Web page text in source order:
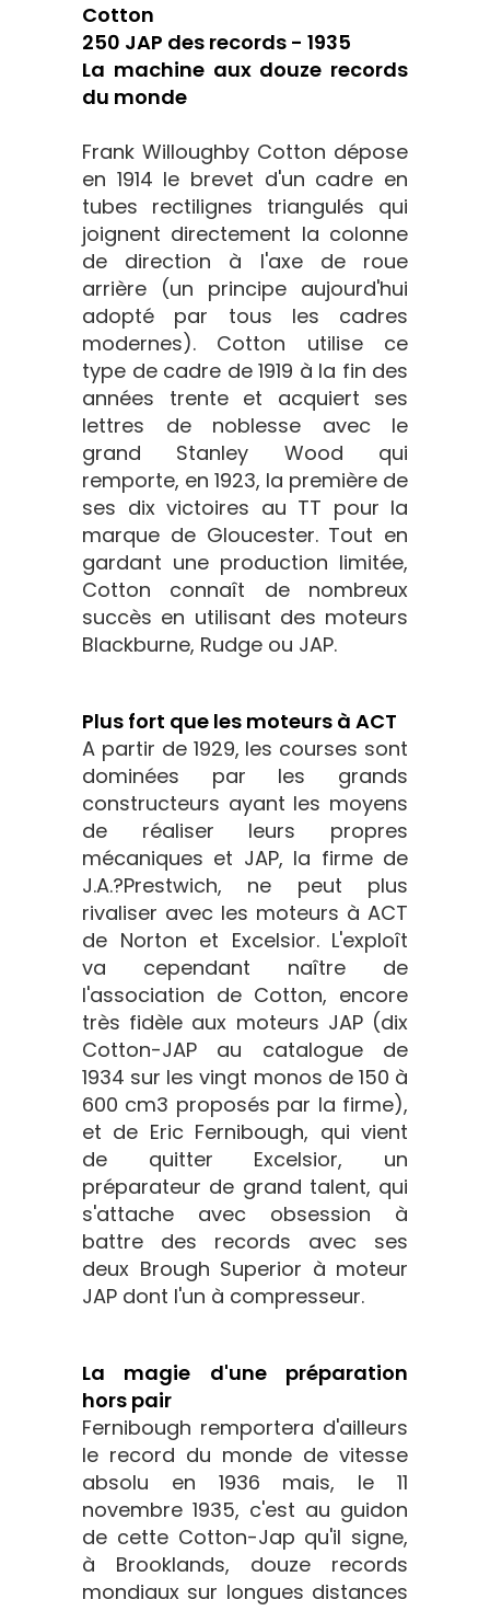
Cotton
250 JAP des records - 1935
La machine aux douze records
du monde
Frank Willoughby Cotton dépose
en 1914 le brevet d'un cadre en
tubes rectilignes triangulés qui
joignent directement la colonne
de direction à l'axe de roue
arrière (un principe aujourd'hui
adopté par tous les cadres
modernes). Cotton utilise ce
type de cadre de 1919 à la fin des
années trente et acquiert ses
lettres de noblesse avec le
grand Stanley Wood qui
remporte, en 1923, la première de
ses dix victoires au TT pour la
marque de Gloucester. Tout en
gardant une production limitée,
Cotton connaît de nombreux
succès en utilisant des moteurs
Blackburne, Rudge ou JAP.
Plus fort que les moteurs à ACT
A partir de 1929, les courses sont
dominées par les grands
constructeurs ayant les moyens
de réaliser leurs propres
mécaniques et JAP, la firme de
J.A.?Prestwich, ne peut plus
rivaliser avec les moteurs à ACT
de Norton et Excelsior. L'exploît
va cependant naître de
l'association de Cotton, encore
très fidèle aux moteurs JAP (dix
Cotton-JAP au catalogue de
1934 sur les vingt monos de 150 à
600 cm3 proposés par la firme),
et de Eric Fernibough, qui vient
de quitter Excelsior, un
préparateur de grand talent, qui
s'attache avec obsession à
battre des records avec ses
deux Brough Superior à moteur
JAP dont l'un à compresseur.
La magie d'une préparation
hors pair
Fernibough remportera d'ailleurs
le record du monde de vitesse
absolu en 1936 mais, le 11
novembre 1935, c'est au guidon
de cette Cotton-Jap qu'il signe,
à Brooklands, douze records
mondiaux sur longues distances